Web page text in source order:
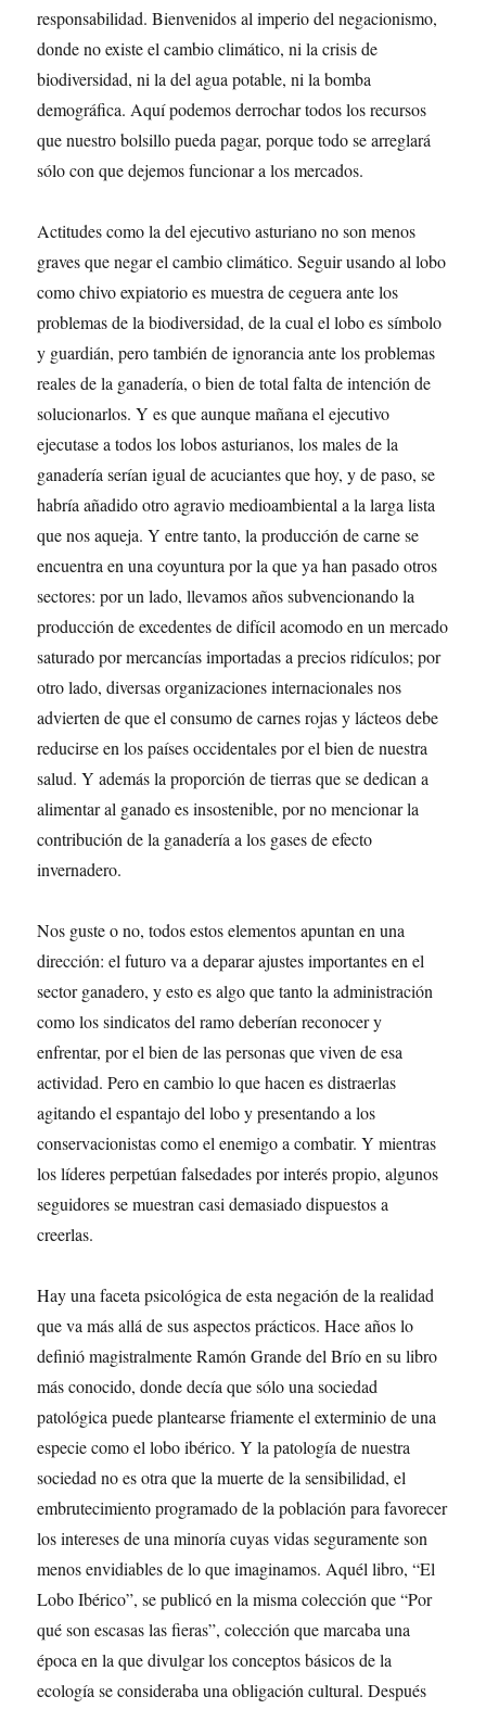
responsabilidad. Bienvenidos al imperio del negacionismo,
donde no existe el cambio climático, ni la crisis de
biodiversidad, ni la del agua potable, ni la bomba
demográfica. Aquí podemos derrochar todos los recursos
que nuestro bolsillo pueda pagar, porque todo se arreglará
sólo con que dejemos funcionar a los mercados.
Actitudes como la del ejecutivo asturiano no son menos
graves que negar el cambio climático. Seguir usando al lobo
como chivo expiatorio es muestra de ceguera ante los
problemas de la biodiversidad, de la cual el lobo es símbolo
y guardián, pero también de ignorancia ante los problemas
reales de la ganadería, o bien de total falta de intención de
solucionarlos. Y es que aunque mañana el ejecutivo
ejecutase a todos los lobos asturianos, los males de la
ganadería serían igual de acuciantes que hoy, y de paso, se
habría añadido otro agravio medioambiental a la larga lista
que nos aqueja. Y entre tanto, la producción de carne se
encuentra en una coyuntura por la que ya han pasado otros
sectores: por un lado, llevamos años subvencionando la
producción de excedentes de difícil acomodo en un mercado
saturado por mercancías importadas a precios ridículos; por
otro lado, diversas organizaciones internacionales nos
advierten de que el consumo de carnes rojas y lácteos debe
reducirse en los países occidentales por el bien de nuestra
salud. Y además la proporción de tierras que se dedican a
alimentar al ganado es insostenible, por no mencionar la
contribución de la ganadería a los gases de efecto
invernadero.
Nos guste o no, todos estos elementos apuntan en una
dirección: el futuro va a deparar ajustes importantes en el
sector ganadero, y esto es algo que tanto la administración
como los sindicatos del ramo deberían reconocer y
enfrentar, por el bien de las personas que viven de esa
actividad. Pero en cambio lo que hacen es distraerlas
agitando el espantajo del lobo y presentando a los
conservacionistas como el enemigo a combatir. Y mientras
los líderes perpetúan falsedades por interés propio, algunos
seguidores se muestran casi demasiado dispuestos a
creerlas.
Hay una faceta psicológica de esta negación de la realidad
que va más allá de sus aspectos prácticos. Hace años lo
definió magistralmente Ramón Grande del Brío en su libro
más conocido, donde decía que sólo una sociedad
patológica puede plantearse friamente el exterminio de una
especie como el lobo ibérico. Y la patología de nuestra
sociedad no es otra que la muerte de la sensibilidad, el
embrutecimiento programado de la población para favorecer
los intereses de una minoría cuyas vidas seguramente son
menos envidiables de lo que imaginamos. Aquél libro, “El
Lobo Ibérico”, se publicó en la misma colección que “Por
qué son escasas las fieras”, colección que marcaba una
época en la que divulgar los conceptos básicos de la
ecología se consideraba una obligación cultural. Después